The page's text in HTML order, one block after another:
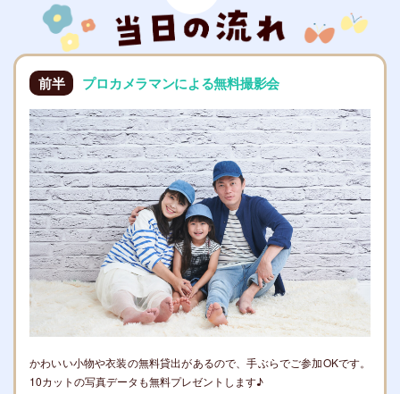
前半 プロカメラマンによる無料撮影会
かわいい小物や衣装の無料貸出があるので、手ぶらでご参加OKです。
10カットの写真データも無料プレゼントします♪